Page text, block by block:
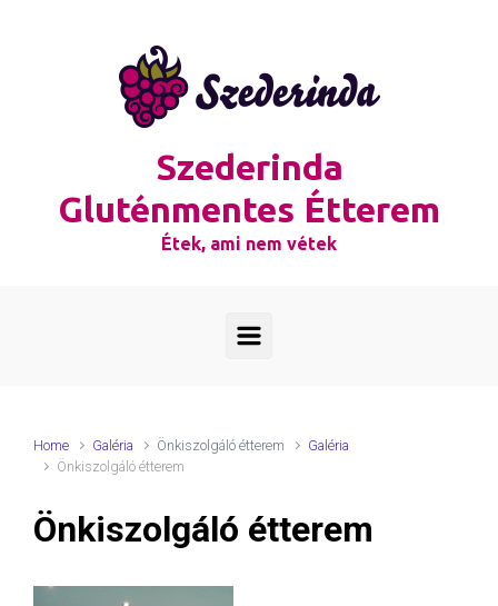
Szederinda
Gluténmentes Étterem
Étek, ami nem vétek
Home Galéria Önkiszolgáló étterem
Galéria
Önkiszolgáló étterem
Önkiszolgáló étterem